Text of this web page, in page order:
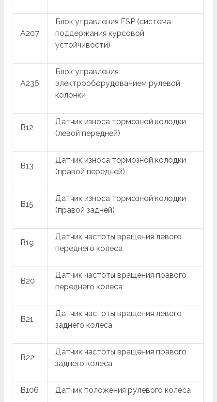
A207
Блок управления ESP (система
поддержания курсовой
устойчивости)
A236
Блок управления
электрооборудованием рулевой
колонки
B12
Датчик износа тормозной колодки
(левой передней)
B13
Датчик износа тормозной колодки
(правой передней)
B15
Датчик износа тормозной колодки
(правой задней)
B19
Датчик частоты вращения левого
переднего колеса
B20
Датчик частоты вращения правого
переднего колеса
B21
Датчик частоты вращения левого
заднего колеса
B22
Датчик частоты вращения правого
заднего колеса
B106 Датчик положения рулевого колеса